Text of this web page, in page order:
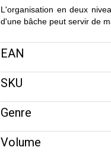
L'organisation en deux
d'une bâche peut servir de
EAN
SKU
Genre
Volume